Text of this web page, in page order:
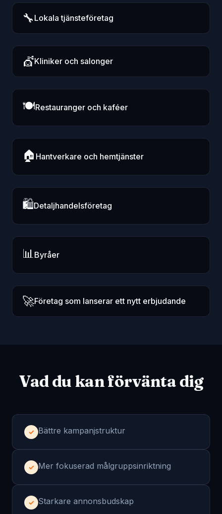
🔧 Lokala tjänsteföretag
💇Kliniker och salonger
🍽️Restauranger och kaféer
🏠 Hantverkare och hemtjänster
🛍️Detaljhandelsföretag
📊 Byråer
🚀Företag som lanserar ett nytt erbjudande
Vad du kan förvänta dig
✓ Bättre kampanjstruktur
✓ Mer fokuserad målgruppsinriktning
✓ Starkare annonsbudskap